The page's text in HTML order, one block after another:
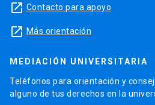
launch Contacto para apoyo
launch Más orientación
MEDIACIÓN UNIVERSITARIA
Teléfonos para orientación y
alguno de tus derechos en la